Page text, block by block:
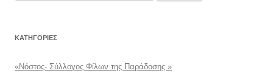
KΑΤΗΓΟΡΊΕΣ
«Νόστος- Σύλλογος Φίλων της Παράδοσης »